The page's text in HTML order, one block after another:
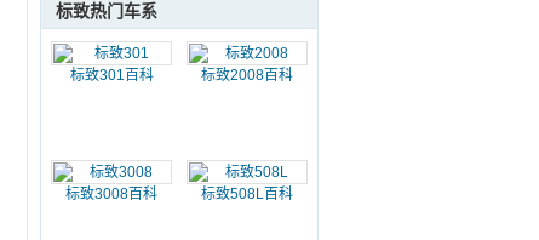
标致热门车系
标致301百科 标致2008百科
标致3008百科 标致508L百科